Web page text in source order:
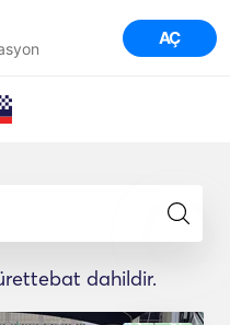
AÇ
dahildir.